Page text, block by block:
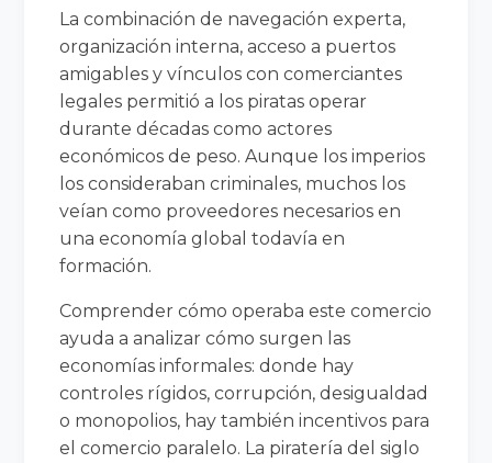
La combinación de navegación experta,
organización interna, acceso a puertos
amigables y vínculos con comerciantes
legales permitió a los piratas operar
durante décadas como actores
económicos de peso. Aunque los imperios
los consideraban criminales, muchos los
veían como proveedores necesarios en
una economía global todavía en
formación.
Comprender cómo operaba este comercio
ayuda a analizar cómo surgen las
economías informales: donde hay
controles rígidos, corrupción, desigualdad
o monopolios, hay también incentivos para
el comercio paralelo. La piratería del siglo